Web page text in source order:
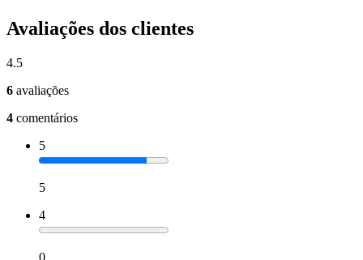
Avaliações dos clientes
4.5
6 avaliações
4 comentários
5
5
4
0